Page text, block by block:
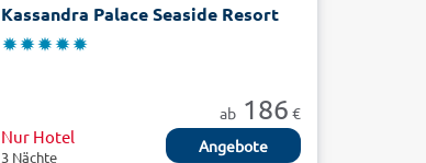
Kassandra Palace Seaside Resort
ab 186 €
Nur Hotel
3 Nächte
Angebote